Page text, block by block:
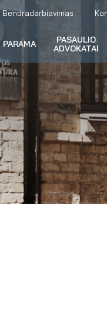
Bendradarbiavimas
PARAMA
PASAULIO
ADVOKATAI